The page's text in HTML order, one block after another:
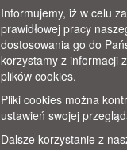
Informujemy, iż w celu
prawidłowej pracy
dostosowania go do
korzystamy z informacji
plików cookies.
Pliki cookies można
ustawień swojej
Dalsze korzystanie z